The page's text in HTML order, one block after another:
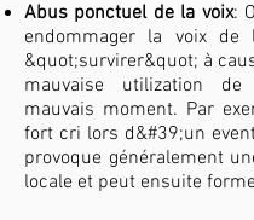
Abus ponctuel de la voix:
endommager la voix de
&quot;survirer&quot; à
mauvaise utilization
mauvais moment. Par
fort cri lors d&#39;un
provoque généralement
locale et peut ensuite